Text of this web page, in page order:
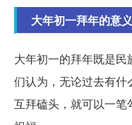
大年初一拜年的意义
大年初一的拜年既是
们认为，无论过去有
互拜磕头，就可以一